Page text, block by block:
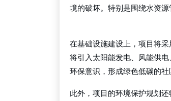
境的破坏。特别是围绕水资
在基础设施建设上，项目将
将引入太阳能发电、风能供
环保意识，形成绿色低碳的社
此外，项目的环境保护规划